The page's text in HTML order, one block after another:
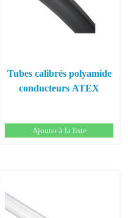
Tubes calibrés polyamide
conducteurs ATEX
Ajouter à la liste